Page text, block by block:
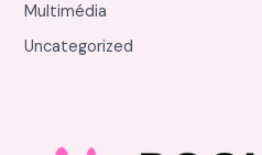
Multimédia
Uncategorized